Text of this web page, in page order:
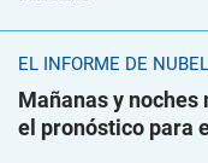
EL INFORME DE
Mañanas y noches
el pronóstico para